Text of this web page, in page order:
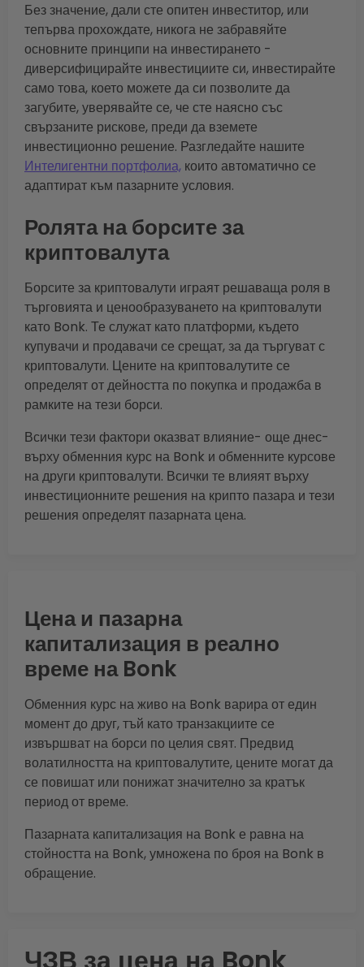
Без значение, дали сте опитен инвеститор, или
тепърва прохождате, никога не забравяйте
основните принципи на инвестирането -
диверсифицирайте инвестициите си, инвестирайте
само това, което можете да си позволите да
загубите, уверявайте се, че сте наясно със
свързаните рискове, преди да вземете
инвестиционно решение. Разгледайте нашите
Интелигентни портфолиа, които автоматично се
адаптират към пазарните условия.
Ролята на борсите за
криптовалута
Борсите за криптовалути играят решаваща роля в
търговията и ценообразуването на криптовалути
като Bonk. Те служат като платформи, където
купувачи и продавачи се срещат, за да търгуват с
криптовалути. Цените на криптовалутите се
определят от дейността по покупка и продажба в
рамките на тези борси.
Всички тези фактори оказват влияние- още днес-
върху обменния курс на Bonk и обменните курсове
на други криптовалути. Всички те влияят върху
инвестиционните решения на крипто пазара и тези
решения определят пазарната цена.
Цена и пазарна
капитализация в реално
време на Bonk
Обменния курс на живо на Bonk варира от един
момент до друг, тъй като транзакциите се
извършват на борси по целия свят. Предвид
волатилността на криптовалутите, цените могат да
се повишат или понижат значително за кратък
период от време.
Пазарната капитализация на Bonk е равна на
стойността на Bonk, умножена по броя на Bonk в
обращение.